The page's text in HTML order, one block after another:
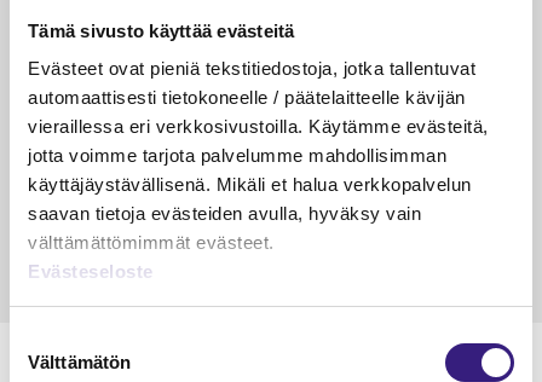
Tämä sivusto käyttää evästeitä
Evästeet ovat pieniä tekstitiedostoja, jotka tallentuvat
automaattisesti tietokoneelle / päätelaitteelle kävijän
vieraillessa eri verkkosivustoilla. Käytämme evästeitä,
jotta voimme tarjota palvelumme mahdollisimman
käyttäjäystävällisenä. Mikäli et halua verkkopalvelun
saavan tietoja evästeiden avulla, hyväksy vain
välttämättömimmät evästeet.
Evästeseloste
valinta
Välttämätön
Kulu­veloitukset arvon­lisä­
verotuksessa – omien kulujen
veloitus, kulujen edelleen­
veloitus ja läpi­laskutus
Petri Salomaa
15.5.2023 10 min